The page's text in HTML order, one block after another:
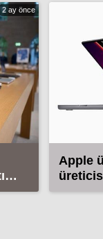
2 ay önce
Apple